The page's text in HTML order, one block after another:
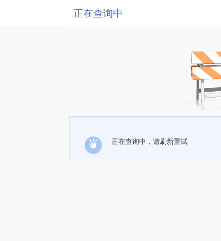
正在查询中
正在查询中，请刷新重试